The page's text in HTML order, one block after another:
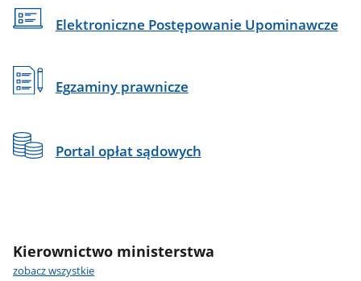
Elektroniczne Postępowanie Upominawcze
Egzaminy prawnicze
Portal opłat sądowych
Kierownictwo ministerstwa
zobacz wszystkie